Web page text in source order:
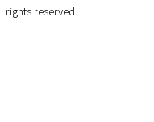
rights reserved.